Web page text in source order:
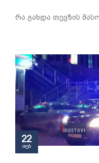
რა გახდა თევზის
22
თებ